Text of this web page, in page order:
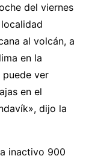
del viernes
al volcán, a
en la
puede ver
en el
dijo la
inactivo 900